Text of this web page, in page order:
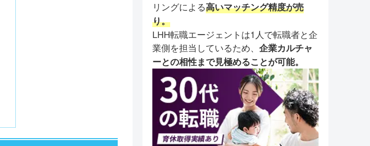
リングによる高いマッチング精度が売
り。
LHH転職エージェントは1人で転職者と企
業側を担当しているため、 企業カルチャ
ーとの相性まで見極めることが可能。